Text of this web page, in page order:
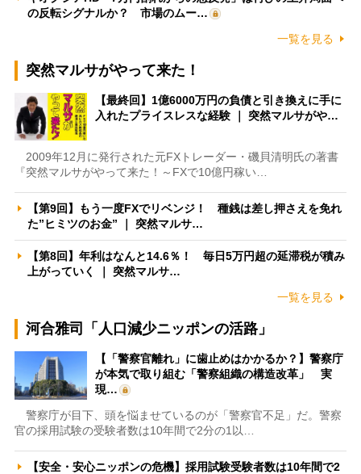
の反転シグナルか？ 市場のムー…
一覧を見る
突然マルサがやって来た！
【最終回】1億6000万円の負債と引き換えに手に
入れたプライスレスな経験 ｜ 突然マルサがや…
2009年12月に発行された元FXトレーダー・磯貝清明氏の著書
『突然マルサがやって来た！～FXで10億円稼い…
【第9回】もう一度FXでリベンジ！ 種銭は差し押さえを免れ
た”ヒミツのお金” ｜ 突然マルサ…
【第8回】年利はなんと14.6％！ 毎日5万円超の延滞税が積み
上がっていく ｜ 突然マルサ…
一覧を見る
河合雅司「人口減少ニッポンの活路」
【「警察官離れ」に歯止めはかかるか？】警察庁
が本気で取り組む「警察組織の構造改革」 実
現…
警察庁が目下、頭を悩ませているのが「警察官不足」だ。警察
官の採用試験の受験者数は10年間で2分の1以…
【安全・安心ニッポンの危機】採用試験受験者数は10年間で2